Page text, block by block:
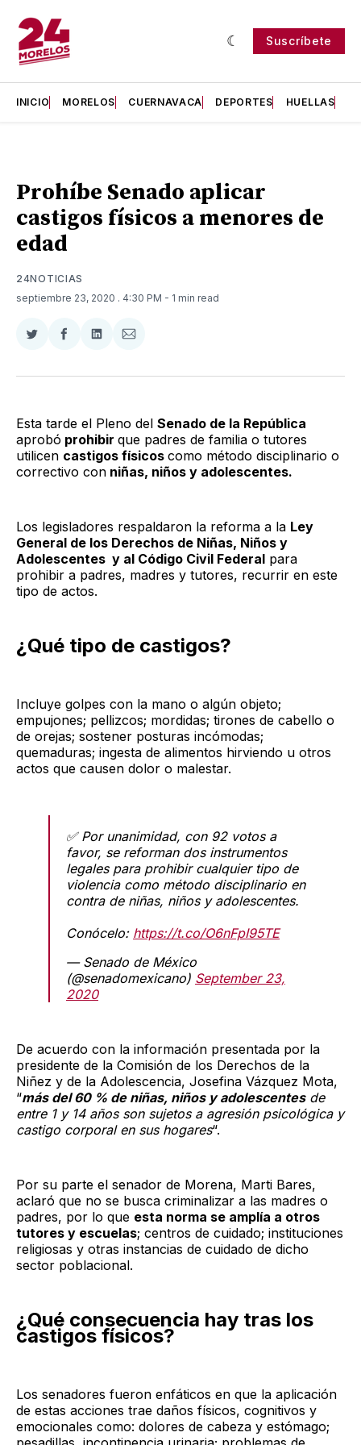
Suscríbete
INICIO MORELOS CUERNAVACA DEPORTES HUELLAS
Prohíbe Senado aplicar
castigos físicos a menores de
edad
24NOTICIAS
septiembre 23, 2020 . 4:30 PM - 1 min read
Compartir
Twitter
Compartir
Facebook
Compartir
LinkedIn
Compartir
Email
Esta tarde el Pleno del Senado de la República
aprobó prohibir que padres de familia o tutores
utilicen castigos físicos como método disciplinario o
correctivo con niñas, niños y adolescentes.
Los legisladores respaldaron la reforma a la Ley
General de los Derechos de Niñas, Niños y
Adolescentes y al Código Civil Federal para
prohibir a padres, madres y tutores, recurrir en este
tipo de actos.
¿Qué tipo de castigos?
Incluye golpes con la mano o algún objeto;
empujones; pellizcos; mordidas; tirones de cabello o
de orejas; sostener posturas incómodas;
quemaduras; ingesta de alimentos hirviendo u otros
actos que causen dolor o malestar.
✅ Por unanimidad, con 92 votos a
favor, se reforman dos instrumentos
legales para prohibir cualquier tipo de
violencia como método disciplinario en
contra de niñas, niños y adolescentes.
Conócelo: https://t.co/O6nFpI95TE
— Senado de México
(@senadomexicano) September 23,
2020
De acuerdo con la información presentada por la
presidente de la Comisión de los Derechos de la
Niñez y de la Adolescencia, Josefina Vázquez Mota,
“más del 60 % de niñas, niños y adolescentesde
entre 1 y 14 años son sujetos a agresión psicológica y
castigo corporal en sus hogares“.
Por su parte el senador de Morena, Marti Bares,
aclaró que no se busca criminalizar a las madres o
padres, por lo que esta norma se amplía a otros
tutores y escuelas; centros de cuidado; instituciones
religiosas y otras instancias de cuidado de dicho
sector poblacional.
¿Qué consecuencia hay tras los
castigos físicos?
Los senadores fueron enfáticos en que la aplicación
de estas acciones trae daños físicos, cognitivos y
emocionales como: dolores de cabeza y estómago;